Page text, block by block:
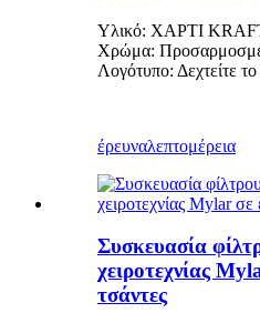
Υλικό: ΧΑΡΤΙ
Χρώμα:
Λογότυπο: Δεχτείτε
έρευναλεπτομέρεια
Συσκευασία
χειροτεχνίας
τσάντες